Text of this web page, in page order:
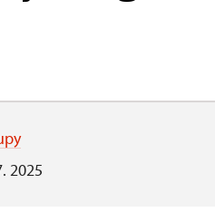
2025